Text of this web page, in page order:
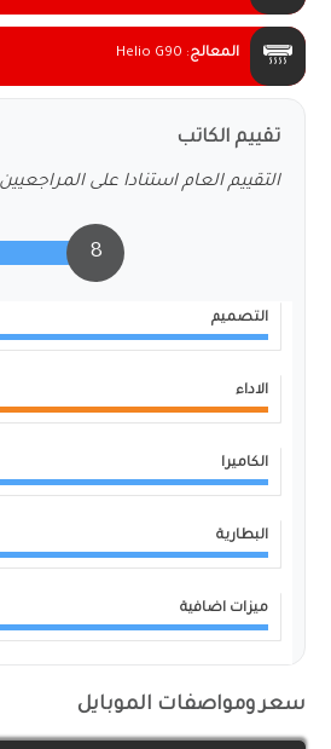
المعالج:
Helio G90
تقييم الكاتب
التقييم العام استنادا على
8
التصميم
الاداء
الكاميرا
البطارية
ميزات اضافية
سعر ومواصفات الموبايل